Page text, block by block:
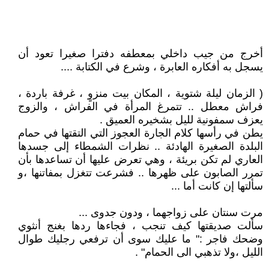
أخرج من جيب داخلي بمعطفه دفترا صغيرا تعود أن
يسجل به أفكاره العابرة ، وشرع في الكتابة ....
( الزمان ليلة شتوية ، المكان بيت منزوٍ ، غرفة باردة ،
فراش معطل .. تتمرغ المرأة في الفراش ، والزوج
يعزف سمفونية لليل بشخيره العميق .
يطن في رأسها كلام الجارة العجوز التي التقتها في حمام
البلدة الصغيرة الهادئة .. نظرات الشمطاء إلى جسدها
العاري لم تكن بريئة ، وهي تعرض عليها أن تساعدها بأن
تمرر الصابون على ظهرها .. فشرعت تتغزل بمفاتنها ،و
سألتها إن كانت أما ...
مرت سنتان على زواجهما ، ودون جدوى ...
سألت صديقتها كيف تنجب ، فجاءها ردها بغنج أنثوي
وضحك فاجر :" ما عليك سوى أن ترفعي رجليك طوال
الليل ،ولا تذهبي الى الحمام" .